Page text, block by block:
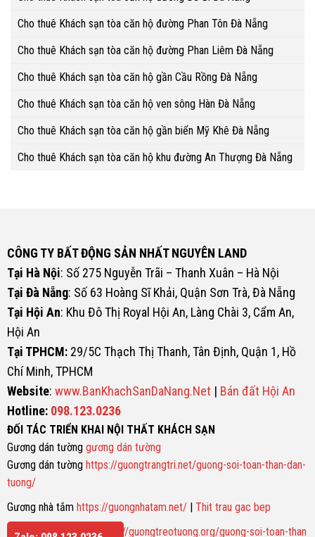
Cho thuê Khách sạn tòa căn hộ đường Phan Tôn Đà Nẵng
Cho thuê Khách sạn tòa căn hộ đường Phan Liêm Đà Nẵng
Cho thuê Khách sạn tòa căn hộ gần Cầu Rồng Đà Nẵng
Cho thuê Khách sạn tòa căn hộ ven sông Hàn Đà Nẵng
Cho thuê Khách sạn tòa căn hộ gần biển Mỹ Khê Đà Nẵng
Cho thuê Khách sạn tòa căn hộ khu đường An Thượng Đà Nẵng
CÔNG TY BẤT ĐỘNG SẢN NHẤT NGUYÊN LAND
Tại Hà Nội: Số 275 Nguyễn Trãi – Thanh Xuân – Hà Nội
Tại Đà Nẵng: Số 63 Hoàng Sĩ Khải, Quận Sơn Trà, Đà Nẵng
Tại Hội An: Khu Đô Thị Royal Hội An, Làng Chài 3, Cẩm An,
Hội An
Tại TPHCM:29/5C Thạch Thị Thanh, Tân Định, Quận 1, Hồ
Chí Minh, TPHCM
Website: www.BanKhachSanDaNang.Net | Bán đất Hội An
Hotline: 098.123.0236
ĐỐI TÁC TRIỂN KHAI NỘI THẤT KHÁCH SẠN
Gương dán tường gương dán tường
Gương dán tường https://guongtrangtri.net/guong-soi-toan-than-dan-
tuong/
Gương nhà tắm https://guongnhatam.net/| Thit trau gac bep
Gương soi toàn thânhttps://guongtreotuong.org/guong-soi-toan-than